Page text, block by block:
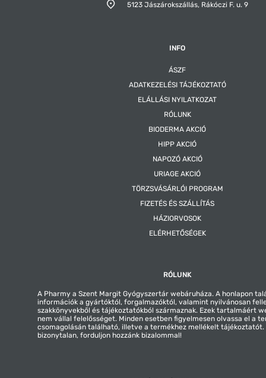
5123 Jászárokszállás, Rákóczi F. u. 9
INFO
ÁSZF
ADATKEZELÉSI TÁJÉKOZTATÓ
ELÁLLÁSI NYILATKOZAT
RÓLUNK
BIODERMA AKCIÓ
HIPP AKCIÓ
NAPOZÓ AKCIÓ
URIAGE AKCIÓ
TÖRZSVÁSÁRLÓI PROGRAM
FIZETÉS ÉS SZÁLLÍTÁS
HÁZIORVOSOK
ELÉRHETŐSÉGEK
RÓLUNK
A Pharmy a Szent Margit Gyógyszertár webáruháza. A honlapon
információk a gyártóktól, forgalmazóktól, valamint nyilvánosan
szakkönyvekből és tájékoztatókból származnak. Ezek tartalmáért
nem vállal felelősséget. Minden esetben figyelmesen olvassa el a
csomagolásán található, illetve a termékhez mellékelt tájékoztatót.
bizonytalan, forduljon hozzánk bizalommal!